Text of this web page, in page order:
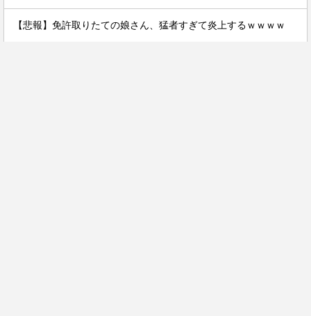
【悲報】免許取りたての娘さん、猛者すぎて炎上するｗｗｗｗ